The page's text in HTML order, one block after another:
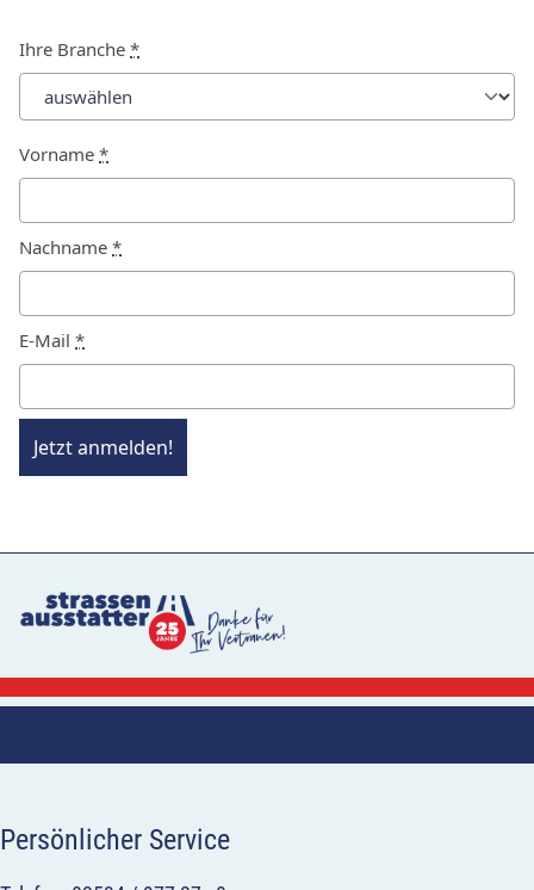
Ihre Branche *
Vorname *
Nachname *
E-Mail *
Jetzt anmelden!
Persönlicher Service